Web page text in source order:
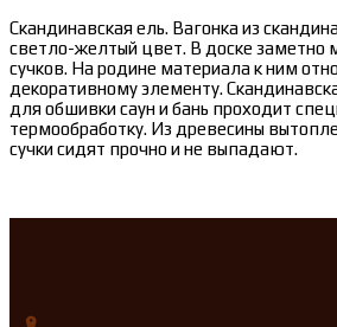
Скандинавская ель. Вагонка из
светло-желтый цвет. В доске заметно
сучков. На родине материала к ним
декоративному элементу.
для обшивки саун и бань проходит
термообработку. Из древесины
сучки сидят прочно и не выпадают.